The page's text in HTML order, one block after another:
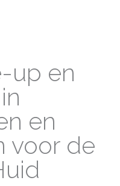
up en
en
voor de